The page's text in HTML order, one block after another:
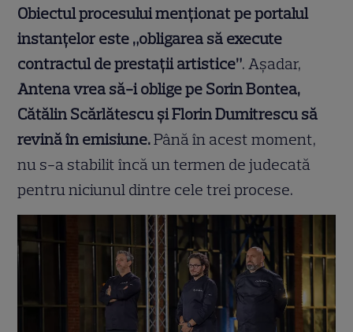
Obiectul procesului menţionat pe portalul
instanţelor este „obligarea să execute
contractul de prestaţii artistice”. Așadar,
Antena vrea să-i oblige pe Sorin Bontea,
Cătălin Scărlătescu și Florin Dumitrescu să
revină în emisiune.Până în acest moment,
nu s-a stabilit încă un termen de judecată
pentru niciunul dintre cele trei procese.